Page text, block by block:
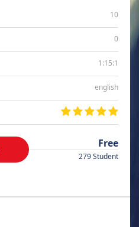
10
0
1:15:1
english
Free
279 Student